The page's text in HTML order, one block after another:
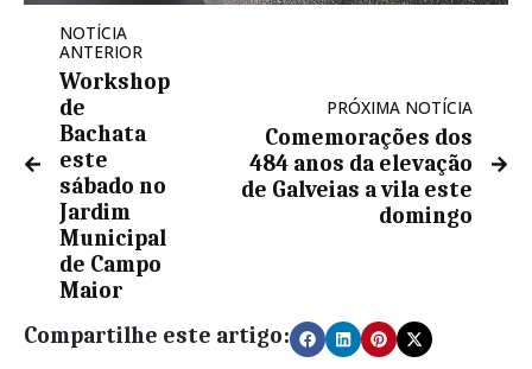
NOTÍCIA
ANTERIOR
Workshop
de
Bachata
este
sábado no
Jardim
Municipal
de Campo
Maior
PRÓXIMA NOTÍCIA
Comemorações dos
484 anos da elevação
de Galveias a vila este
domingo
Compartilhe este artigo: